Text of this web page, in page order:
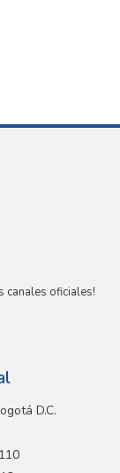
canales oficiales!
D.C.